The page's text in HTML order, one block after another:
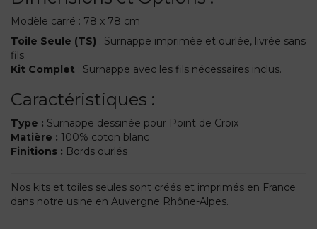
Modèle carré : 78 x 78 cm
Toile Seule (TS) : Surnappe imprimée et ourlée, livrée sans
fils.
Kit Complet : Surnappe avec les fils nécessaires inclus.
Caractéristiques :
Type : Surnappe dessinée pour Point de Croix
Matière : 100% coton blanc
Finitions : Bords ourlés
Nos kits et toiles seules sont créés et imprimés en France
dans notre usine en Auvergne Rhône-Alpes.